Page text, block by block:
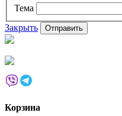
Тема
Закрыть
Корзина